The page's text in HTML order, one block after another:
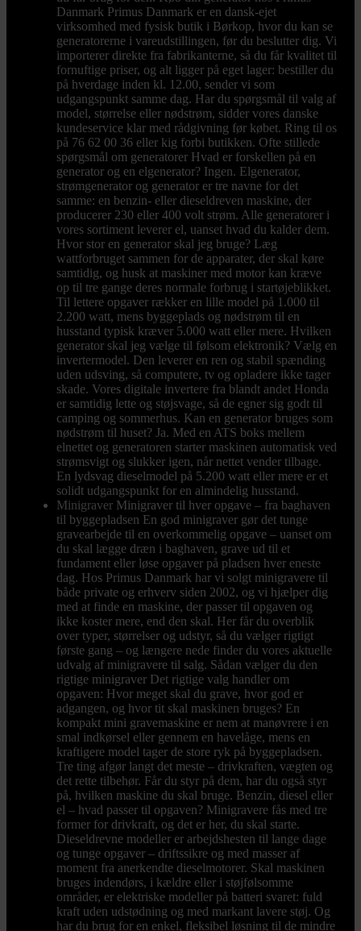
Danmark Primus Danmark er en dansk-ejet
virksomhed med fysisk butik i Børkop, hvor du kan se
generatorerne i vareudstillingen, før du beslutter dig. Vi
importerer direkte fra fabrikanterne, så du får kvalitet til
fornuftige priser, og alt ligger på eget lager: bestiller du
på hverdage inden kl. 12.00, sender vi som
udgangspunkt samme dag. Har du spørgsmål til valg af
model, størrelse eller nødstrøm, sidder vores danske
kundeservice klar med rådgivning før købet. Ring til os
på 76 62 00 36 eller kig forbi butikken. Ofte stillede
spørgsmål om generatorer Hvad er forskellen på en
generator og en elgenerator? Ingen. Elgenerator,
strømgenerator og generator er tre navne for det
samme: en benzin- eller dieseldreven maskine, der
producerer 230 eller 400 volt strøm. Alle generatorer i
vores sortiment leverer el, uanset hvad du kalder dem.
Hvor stor en generator skal jeg bruge? Læg
wattforbruget sammen for de apparater, der skal køre
samtidig, og husk at maskiner med motor kan kræve
op til tre gange deres normale forbrug i startøjeblikket.
Til lettere opgaver rækker en lille model på 1.000 til
2.200 watt, mens byggeplads og nødstrøm til en
husstand typisk kræver 5.000 watt eller mere. Hvilken
generator skal jeg vælge til følsom elektronik? Vælg en
invertermodel. Den leverer en ren og stabil spænding
uden udsving, så computere, tv og opladere ikke tager
skade. Vores digitale invertere fra blandt andet Honda
er samtidig lette og støjsvage, så de egner sig godt til
camping og sommerhus. Kan en generator bruges som
nødstrøm til huset? Ja. Med en ATS boks mellem
elnettet og generatoren starter maskinen automatisk ved
strømsvigt og slukker igen, når nettet vender tilbage.
En lydsvag dieselmodel på 5.200 watt eller mere er et
solidt udgangspunkt for en almindelig husstand.
Minigraver Minigraver til hver opgave – fra baghaven
til byggepladsen En god minigraver gør det tunge
gravearbejde til en overkommelig opgave – uanset om
du skal lægge dræn i baghaven, grave ud til et
fundament eller løse opgaver på pladsen hver eneste
dag. Hos Primus Danmark har vi solgt minigravere til
både private og erhverv siden 2002, og vi hjælper dig
med at finde en maskine, der passer til opgaven og
ikke koster mere, end den skal. Her får du overblik
over typer, størrelser og udstyr, så du vælger rigtigt
første gang – og længere nede finder du vores aktuelle
udvalg af minigravere til salg. Sådan vælger du den
rigtige minigraver Det rigtige valg handler om
opgaven: Hvor meget skal du grave, hvor god er
adgangen, og hvor tit skal maskinen bruges? En
kompakt mini gravemaskine er nem at manøvrere i en
smal indkørsel eller gennem en havelåge, mens en
kraftigere model tager de store ryk på byggepladsen.
Tre ting afgør langt det meste – drivkraften, vægten og
det rette tilbehør. Får du styr på dem, har du også styr
på, hvilken maskine du skal bruge. Benzin, diesel eller
el – hvad passer til opgaven? Minigravere fås med tre
former for drivkraft, og det er her, du skal starte.
Dieseldrevne modeller er arbejdshesten til lange dage
og tunge opgaver – driftssikre og med masser af
moment fra anerkendte dieselmotorer. Skal maskinen
bruges indendørs, i kældre eller i støjfølsomme
områder, er elektriske modeller på batteri svaret: fuld
kraft uden udstødning og med markant lavere støj. Og
har du brug for en enkel, fleksibel løsning til de mindre